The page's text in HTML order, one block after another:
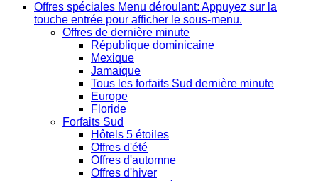
Offres spéciales Menu déroulant: Appuyez sur la
touche entrée pour afficher le sous-menu.
Offres de dernière minute
République dominicaine
Mexique
Jamaïque
Tous les forfaits Sud dernière minute
Europe
Floride
Forfaits Sud
Hôtels 5 étoiles
Offres d'été
Offres d'automne
Offres d'hiver